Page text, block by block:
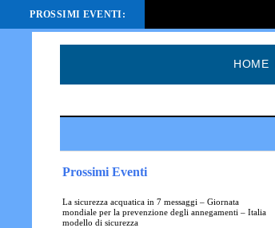
HOME
Prossimi Eventi
La sicurezza acquatica in 7 messaggi – Giornata
mondiale per la prevenzione degli annegamenti – Italia
modello di sicurezza
PROSSIMI EVENTI: